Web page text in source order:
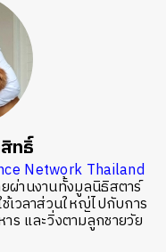
ทธิ์
Network Thailand
ผ่านงานทั้งมูลนิธิสตาร์
เวลาส่วนใหญ่ไปกับการ
ร และวิ่งตามลูกชายวัย